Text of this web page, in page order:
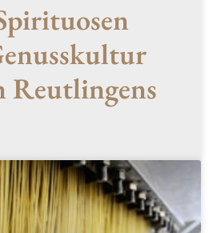
Reutlingens